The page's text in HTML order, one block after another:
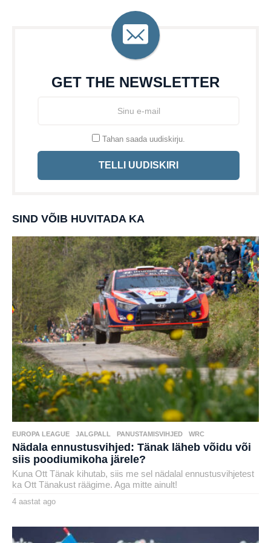
GET THE NEWSLETTER
Tahan saada uudiskirju.
TELLI UUDISKIRI
SIND VÕIB HUVITADA KA
EUROPA LEAGUE ,JALGPALL ,PANUSTAMISVIHJED ,WRC
Nädala ennustusvihjed: Tänak läheb võidu või
siis poodiumikoha järele?
Kuna Ott Tänak kihutab, siis me sel nädalal ennustusvihjetest
ka Ott Tänakust räägime. Aga mitte ainult!
karlj
4 aastat ago
s